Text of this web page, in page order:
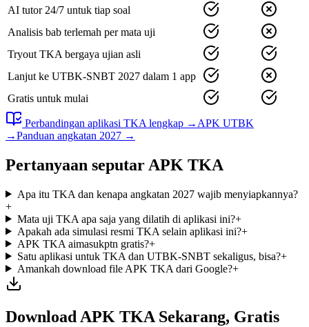
AI tutor 24/7 untuk tiap soal
Analisis bab terlemah per mata uji
Tryout TKA bergaya ujian asli
Lanjut ke UTBK-SNBT 2027 dalam 1 app
Gratis untuk mulai
Perbandingan aplikasi TKA lengkap → APK UTBK
→Panduan angkatan 2027 →
Pertanyaan seputar APK TKA
Apa itu TKA dan kenapa angkatan 2027 wajib menyiapkannya?
+
Mata uji TKA apa saja yang dilatih di aplikasi ini?+
Apakah ada simulasi resmi TKA selain aplikasi ini?+
APK TKA aimasukptn gratis?+
Satu aplikasi untuk TKA dan UTBK-SNBT sekaligus, bisa?+
Amankah download file APK TKA dari Google?+
Download APK TKA Sekarang, Gratis